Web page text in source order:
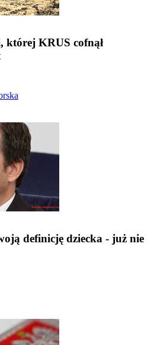
której KRUS cofnął
definicję dziecka - już nie